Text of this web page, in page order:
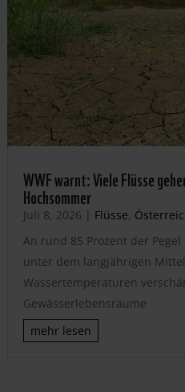
WWF warnt: Viele Flüsse
Hochsommer
Juli 8, 2026 | Flüsse,
An rund 85 Prozent der
unter dem langjährigen
Wassertemperaturen
Gewässerlebensräume
mehr lesen